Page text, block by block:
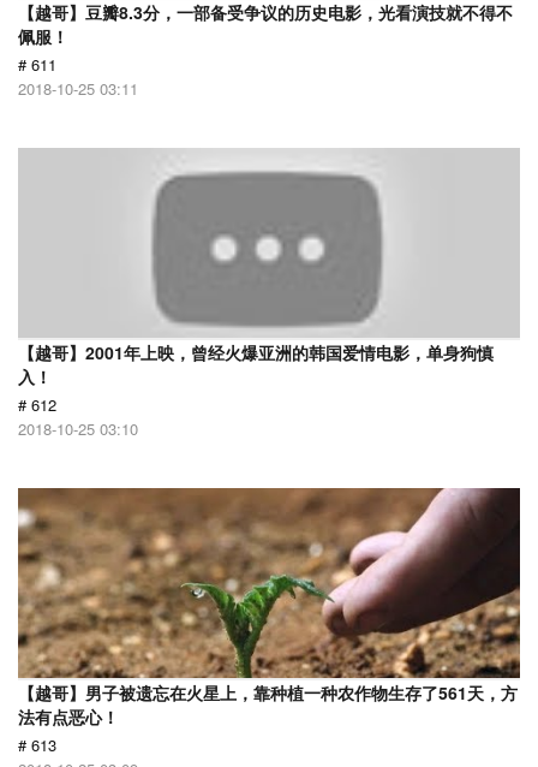
【越哥】豆瓣8.3分，一部备受争议的历史电影，光看演技就不得不
佩服！
# 611
2018-10-25 03:11
【越哥】2001年上映，曾经火爆亚洲的韩国爱情电影，单身狗慎
入！
# 612
2018-10-25 03:10
【越哥】男子被遗忘在火星上，靠种植一种农作物生存了561天，方
法有点恶心！
# 613